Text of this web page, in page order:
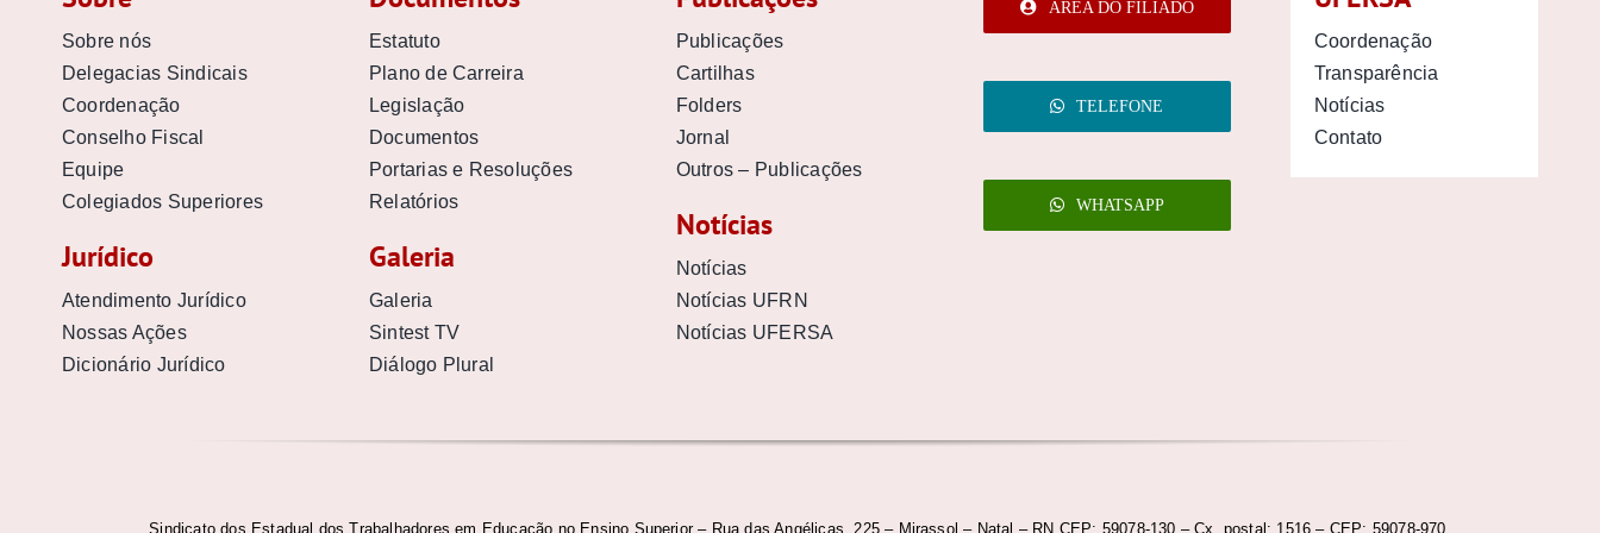
Sobre nós
Delegacias Sindicais
Coordenação
Conselho Fiscal
Equipe
Colegiados Superiores
Jurídico
Atendimento Jurídico
Nossas Ações
Dicionário Jurídico
Estatuto
Plano de Carreira
Legislação
Documentos
Portarias e Resoluções
Relatórios
Galeria
Galeria
Sintest TV
Diálogo Plural
Publicações
Cartilhas
Folders
Jornal
Outros – Publicações
Notícias
Notícias
Notícias UFRN
Notícias UFERSA
ÁREA DO FILIADO
TELEFONE
WHATSAPP
Coordenação
Transparência
Notícias
Contato
Sindicato dos Estadual dos Trabalhadores em Educação no Ensino Superior – Rua das Angélicas, 225 – Mirassol – Natal – RN CEP: 59078-130 – Cx. postal: 1516 – CEP: 59078-970.